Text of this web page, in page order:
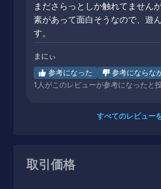
まださらっとしか触れてません
素があって面白そうなので、遊
す。
まにぃ
参考になった
参考にならな
1 人がこのレビューが参考になったと
すべてのレビュー
取引価格